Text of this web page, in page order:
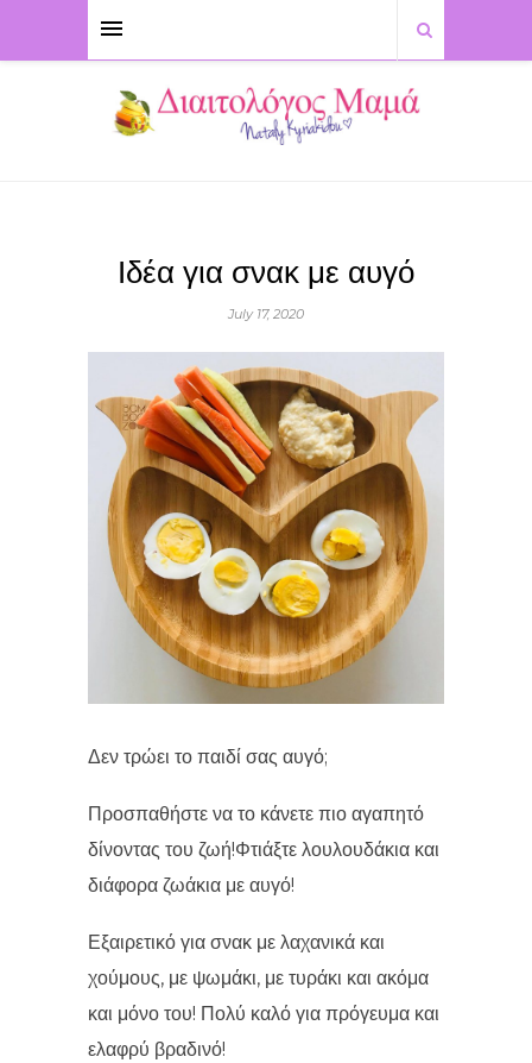
Ιδέα για σνακ με αυγό
July 17, 2020
Δεν τρώει το παιδί σας αυγό;
Προσπαθήστε να το κάνετε πιο αγαπητό
δίνοντας του ζωή!Φτιάξτε λουλουδάκια και
διάφορα ζωάκια με αυγό!
Εξαιρετικό για σνακ με λαχανικά και
χούμους, με ψωμάκι, με τυράκι και ακόμα
και μόνο του! Πολύ καλό για πρόγευμα και
ελαφρύ βραδινό!